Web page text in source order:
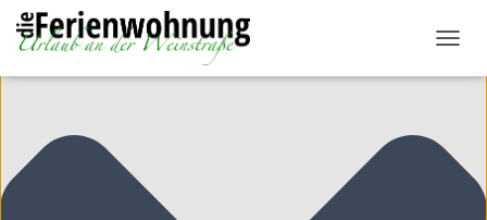
Cookie-Zustimmung verwalten
A
A